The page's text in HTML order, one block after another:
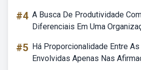
#4 A Busca De Produtividade
Diferenciais Em Uma
#5 Há Proporcionalidade Entre
Envolvidas Apenas Nas